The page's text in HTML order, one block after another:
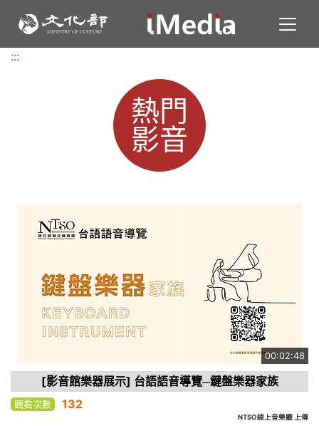
:::
:::
熱門
影音
00:02:48
[影音館樂器展示] 台語語音導覽─鍵盤樂器家族
觀看次數 132
NTSO線上音樂廳 上傳